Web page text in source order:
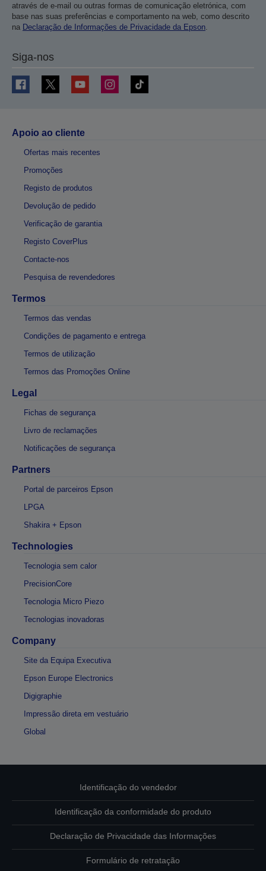
através de e-mail ou outras formas de comunicação eletrónica, com
base nas suas preferências e comportamento na web, como descrito
na Declaração de Informações de Privacidade da Epson.
Siga-nos
Apoio ao cliente
Ofertas mais recentes
Promoções
Registo de produtos
Devolução de pedido
Verificação de garantia
Registo CoverPlus
Contacte-nos
Pesquisa de revendedores
Termos
Termos das vendas
Condições de pagamento e entrega
Termos de utilização
Termos das Promoções Online
Legal
Fichas de segurança
Livro de reclamações
Notificações de segurança
Partners
Portal de parceiros Epson
LPGA
Shakira + Epson
Technologies
Tecnologia sem calor
PrecisionCore
Tecnologia Micro Piezo
Tecnologias inovadoras
Company
Site da Equipa Executiva
Epson Europe Electronics
Digigraphie
Impressão direta em vestuário
Global
Identificação do vendedor
Identificação da conformidade do produto
Declaração de Privacidade das Informações
Formulário de retratação